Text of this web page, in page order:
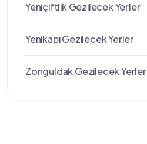
Yeniçiftlik Gezilecek Yerler
Yenikapı Gezilecek Yerler
Zonguldak Gezilecek Yerler